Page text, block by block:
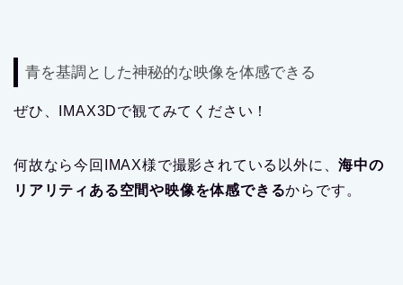
青を基調とした神秘的な映像を体感できる
ぜひ、IMAX3Dで観てみてください！
何故なら今回IMAX様で撮影されている以外に、海中の
リアリティある空間や映像を体感できるからです。